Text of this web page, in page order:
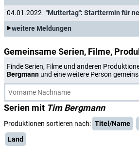
04.01.2022
weitere Meldungen
Gemeinsame Serien, Filme,
Finde Serien, Filme und anderen
Bergmann und eine weitere Person
Serien mit Tim Bergmann
Produktionen sortieren nach: Titel/Name
Land